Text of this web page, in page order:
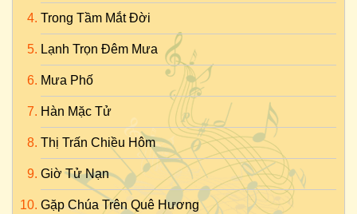
Trong Tầm Mắt Đời
Lạnh Trọn Đêm Mưa
Mưa Phố
Hàn Mặc Tử
Thị Trấn Chiều Hôm
Giờ Tử Nạn
Gặp Chúa Trên Quê Hương